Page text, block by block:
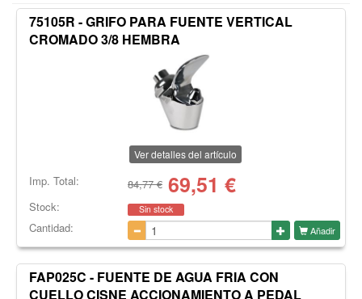
75105R - GRIFO PARA FUENTE VERTICAL
CROMADO 3/8 HEMBRA
Ver detalles del artículo
Imp. Total: 84,77 € 69,51 €
Stock: Sin stock
Cantidad: Añadir
FAP025C - FUENTE DE AGUA FRIA CON
CUELLO CISNE ACCIONAMIENTO A PEDAL